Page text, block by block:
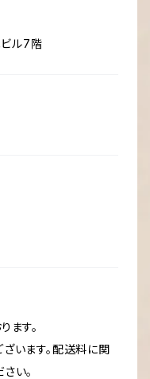
ル7階
ます。
います。配送料に関
い。